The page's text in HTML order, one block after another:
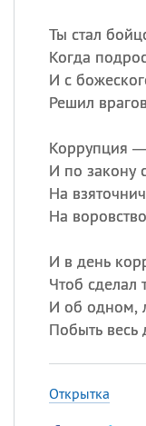
Ты стал
Когда
И с
Решил
Коррупция
И по закону
На
На
И в день
Чтоб сделал
И об одном,
Побыть весь
Открытка